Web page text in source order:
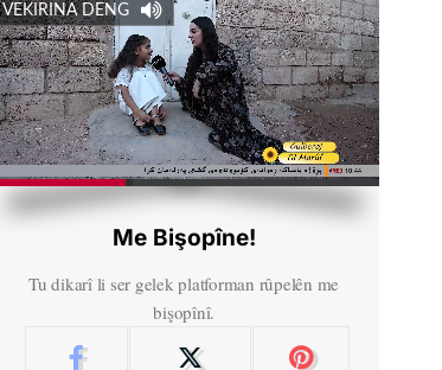
VEKIRINA DENG
Me Bişopîne!
Tu dikarî li ser gelek platforman rûpelên me
bişopînî.